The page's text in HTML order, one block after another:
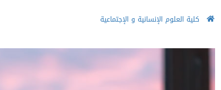
كلية العلوم الإنسانية و الإجتماعية